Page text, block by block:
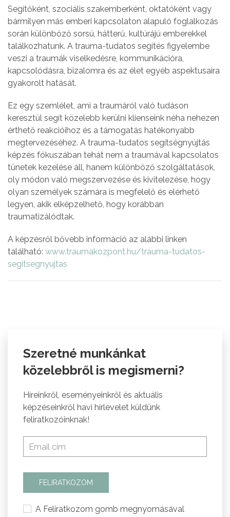
Segítőként, szociális szakemberként, oktatóként vagy
bármilyen más emberi kapcsolaton alapuló foglalkozás
során különböző sorsú, hátterű, kultúrájú emberekkel
találkozhatunk. A trauma-tudatos segítés figyelembe
veszi a traumák viselkedésre, kommunikációra,
kapcsolódásra, bizalomra és az élet egyéb aspektusaira
gyakorolt hatását.
Ez egy szemlélet, ami a traumáról való tudáson
keresztül segít közelebb kerülni klienseink néha nehezen
érthető reakcióihoz és a támogatás hatékonyabb
megtervezéséhez. A trauma-tudatos segítségnyújtás
képzés fókuszában tehát nem a traumával kapcsolatos
tünetek kezelése áll, hanem különböző szolgáltatások,
oly módon való megszervezése és kivitelezése, hogy
olyan személyek számára is megfelelő és elérhető
legyen, akik elképzelhető, hogy korábban
traumatizálódtak.
A képzésről bővebb információ az alábbi linken
található: www.traumakozpont.hu/trauma-tudatos-
segitsegnyujtas
Szeretné munkánkat
közelebbről is megismerni?
Híreinkről, eseményeinkről és aktuális
képzéseinkről havi hírlevelet küldünk
feliratkozóinknak!
FELIRATKOZOM
A Feliratkozom gomb megnyomásával